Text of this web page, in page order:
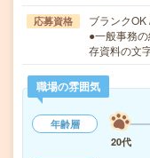
応募資格
ブランク
●一般事務
存資料の文
職場の雰囲気
年齢層
20代